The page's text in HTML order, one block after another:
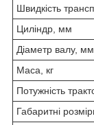
Швидкість
Циліндр, мм
Діаметр валу, мм
Маса, кг
Потужність
Габаритні